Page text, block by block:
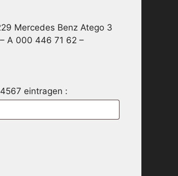
Mercedes Benz Atego 3
A 000 446 71 62 –
eintragen :